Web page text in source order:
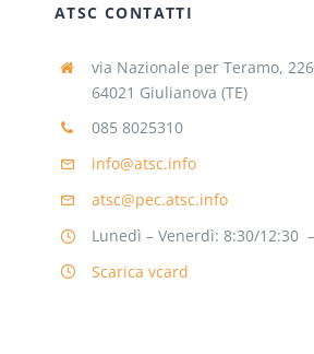
ATSC CONTATTI
via Nazionale per Teramo, 226
64021 Giulianova (TE)
085 8025310
info@atsc.info
atsc@pec.atsc.info
Lunedì – Venerdì: 8:30/12:30
Scarica vcard